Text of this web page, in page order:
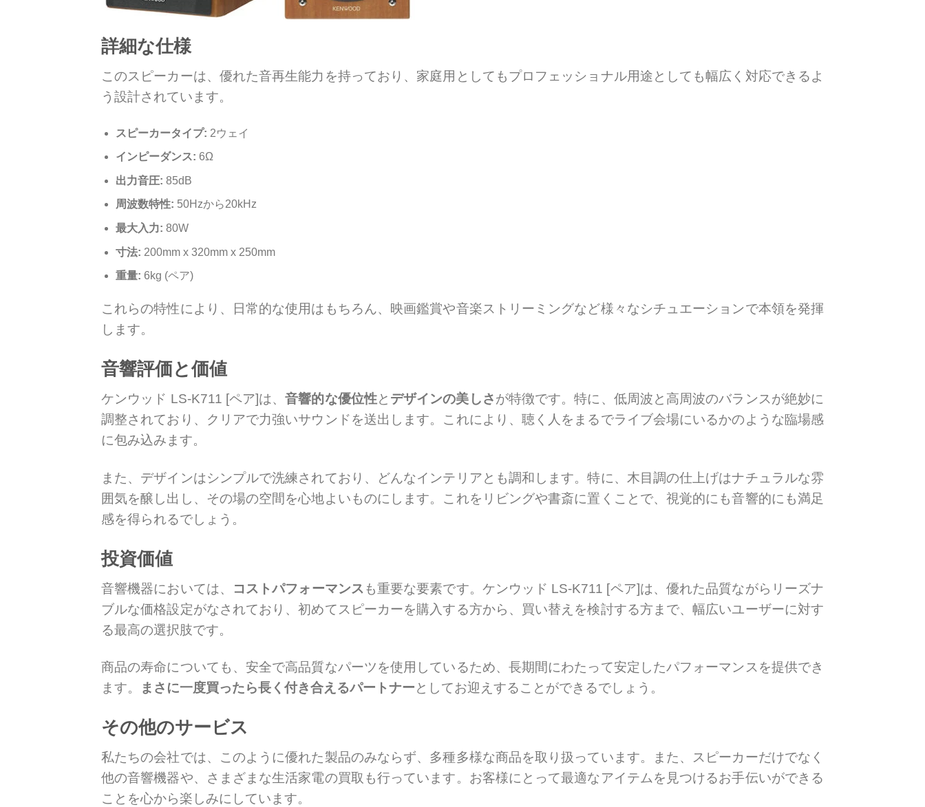
詳細な仕様
このスピーカーは、優れた音再生能力を持っており、家庭用としてもプロフェッショナル用途としても幅広く対応できるよ
う設計されています。
スピーカータイプ: 2ウェイ
インピーダンス: 6Ω
出力音圧: 85dB
周波数特性: 50Hzから20kHz
最大入力: 80W
寸法: 200mm x 320mm x 250mm
重量: 6kg (ペア)
これらの特性により、日常的な使用はもちろん、映画鑑賞や音楽ストリーミングなど様々なシチュエーションで本領を発揮
します。
音響評価と価値
ケンウッド LS-K711 [ペア]は、音響的な優位性と デザインの美しさが特徴です。特に、低周波と高周波のバランスが絶妙に
調整されており、クリアで力強いサウンドを送出します。これにより、聴く人をまるでライブ会場にいるかのような臨場感
に包み込みます。
また、デザインはシンプルで洗練されており、どんなインテリアとも調和します。特に、木目調の仕上げはナチュラルな雰
囲気を醸し出し、その場の空間を心地よいものにします。これをリビングや書斎に置くことで、視覚的にも音響的にも満足
感を得られるでしょう。
投資価値
音響機器においては、 コストパフォーマンス も重要な要素です。ケンウッド LS-K711 [ペア]は、優れた品質ながらリーズナ
ブルな価格設定がなされており、初めてスピーカーを購入する方から、買い替えを検討する方まで、幅広いユーザーに対す
る最高の選択肢です。
商品の寿命についても、安全で高品質なパーツを使用しているため、長期間にわたって安定したパフォーマンスを提供でき
ます。
まさに一度買ったら長く付き合えるパートナーとしてお迎えすることができるでしょう。
その他のサービス
私たちの会社では、このように優れた製品のみならず、多種多様な商品を取り扱っています。また、スピーカーだけでなく
他の音響機器や、さまざまな生活家電の買取も行っています。お客様にとって最適なアイテムを見つけるお手伝いができる
ことを心から楽しみにしています。